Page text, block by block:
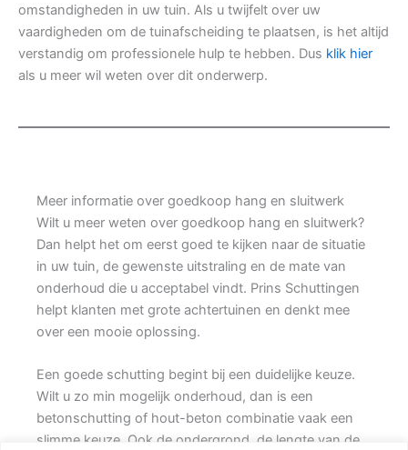
omstandigheden in uw tuin. Als u twijfelt over uw
vaardigheden om de tuinafscheiding te plaatsen, is het altijd
verstandig om professionele hulp te hebben. Dus klik hier
als u meer wil weten over dit onderwerp.
Meer informatie over goedkoop hang en sluitwerk
Wilt u meer weten over goedkoop hang en sluitwerk?
Dan helpt het om eerst goed te kijken naar de situatie
in uw tuin, de gewenste uitstraling en de mate van
onderhoud die u acceptabel vindt. Prins Schuttingen
helpt klanten met grote achtertuinen en denkt mee
over een mooie oplossing.
Een goede schutting begint bij een duidelijke keuze.
Wilt u zo min mogelijk onderhoud, dan is een
betonschutting of hout-beton combinatie vaak een
slimme keuze. Ook de ondergrond, de lengte van de